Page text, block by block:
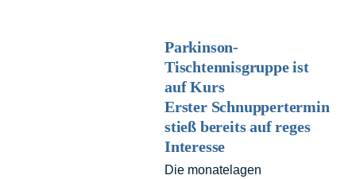
Parkinson-
Tischtennisgruppe ist
auf Kurs
Erster Schnuppertermin
stieß bereits auf reges
Interesse
Die monatelagen